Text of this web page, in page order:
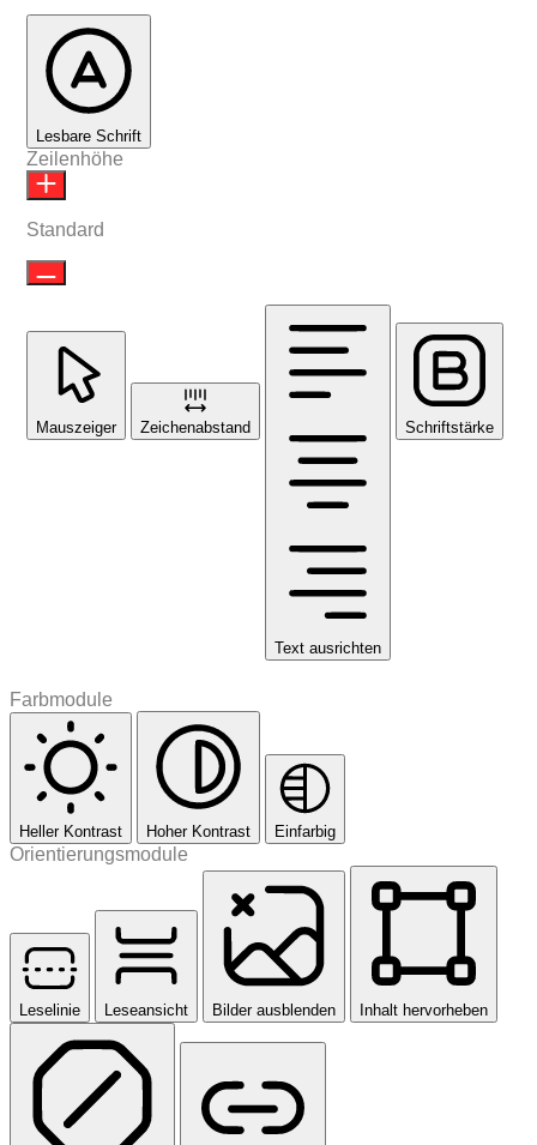
Lesbare Schrift
Zeilenhöhe
Standard
Mauszeiger Zeichenabstand
Text ausrichten
Schriftstärke
Farbmodule
Heller Kontrast Hoher Kontrast Einfarbig
Orientierungsmodule
Leselinie Leseansicht Bilder ausblenden Inhalt hervorheben